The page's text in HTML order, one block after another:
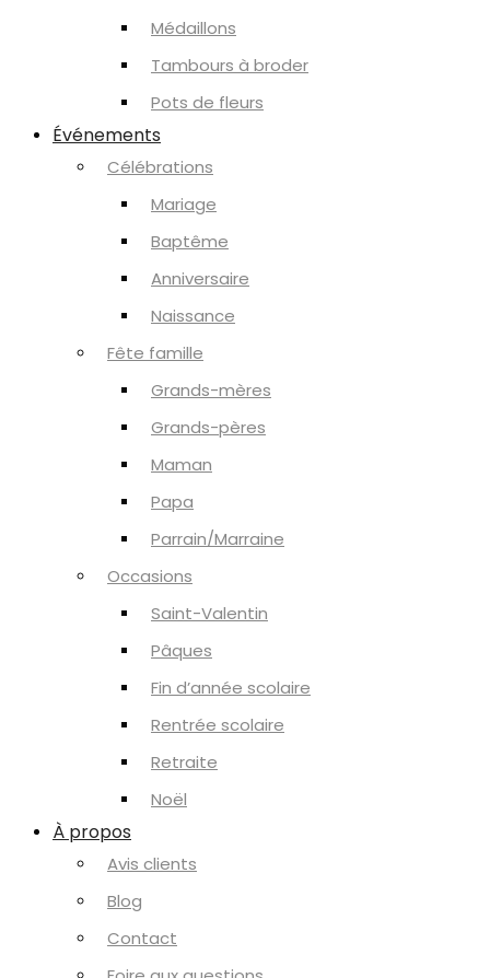
Médaillons
Tambours à broder
Pots de fleurs
Événements
Célébrations
Mariage
Baptême
Anniversaire
Naissance
Fête famille
Grands-mères
Grands-pères
Maman
Papa
Parrain/Marraine
Occasions
Saint-Valentin
Pâques
Fin d’année scolaire
Rentrée scolaire
Retraite
Noël
À propos
Avis clients
Blog
Contact